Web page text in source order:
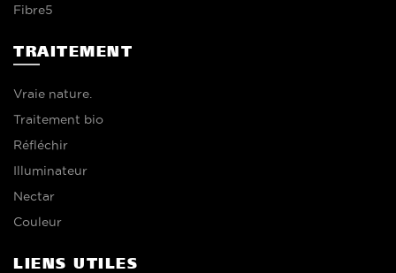
Fibre5
TRAITEMENT
Vraie nature.
Traitement bio
Réfléchir
Illuminateur
Nectar
Couleur
LIENS UTILES